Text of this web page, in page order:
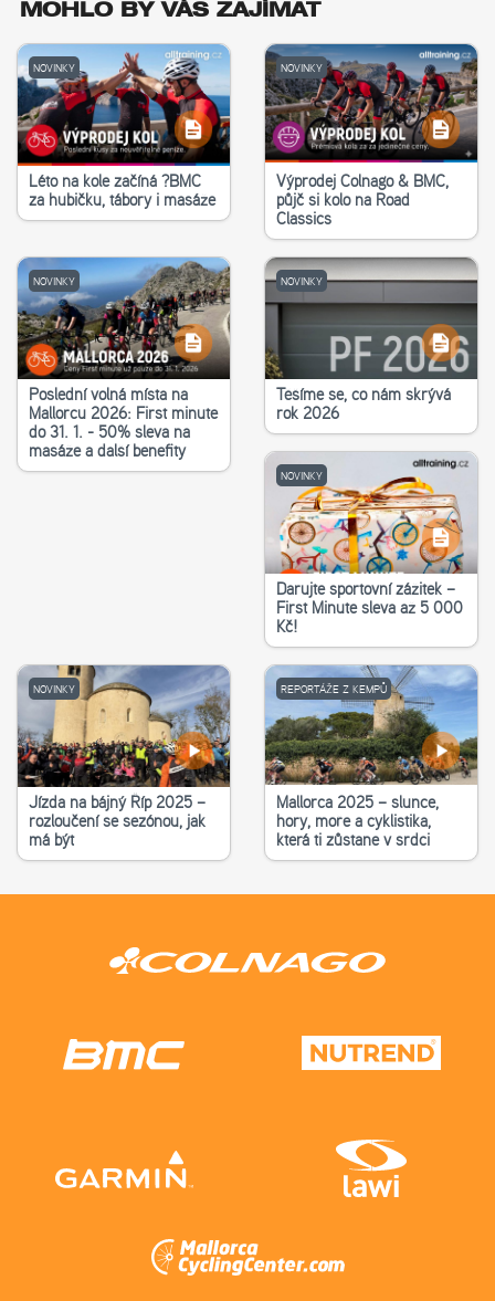
MOHLO BY VÁS ZAJÍMAT
NOVINKY
Léto na kole začíná ?‍BMC
za hubičku, tábory i masáže
NOVINKY
Výprodej Colnago & BMC,
půjč si kolo na Road
Classics
NOVINKY
Poslední volná místa na
Mallorcu 2026: First minute
do 31. 1. - 50% sleva na
masáže a další benefity
NOVINKY
Těšíme se, co nám skrývá
rok 2026
NOVINKY
Darujte sportovní zážitek –
First Minute sleva až 5 000
Kč!
NOVINKY
Jízda na bájný Říp 2025 –
rozloučení se sezónou, jak
má být
REPORTÁŽE Z KEMPŮ
Mallorca 2025 – slunce,
hory, moře a cyklistika,
která ti zůstane v srdci